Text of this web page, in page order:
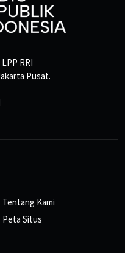
RRI
Pusat.
Tentang Kami
Peta Situs